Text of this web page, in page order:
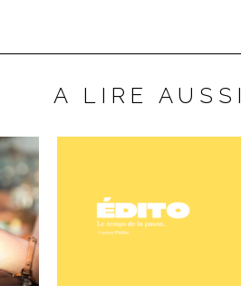
A LIRE AUSSI